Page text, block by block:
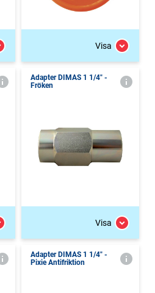
Visa
Adapter DIMAS 1 1/4" -
Fröken
Visa
Adapter DIMAS 1 1/4" -
Pixie Antifriktion